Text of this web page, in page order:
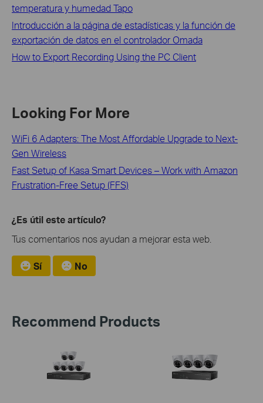
temperatura y humedad Tapo
Introducción a la página de estadísticas y la función de
exportación de datos en el controlador Omada
How to Export Recording Using the PC Client
Looking For More
WiFi 6 Adapters: The Most Affordable Upgrade to Next-
Gen Wireless
Fast Setup of Kasa Smart Devices – Work with Amazon
Frustration-Free Setup (FFS)
¿Es útil este artículo?
Tus comentarios nos ayudan a mejorar esta web.
Sí No
Recommend Products